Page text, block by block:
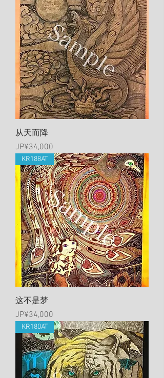
从天而降
價格
JP¥34,000
KR188AT
这不是梦
價格
JP¥34,000
KR180AT